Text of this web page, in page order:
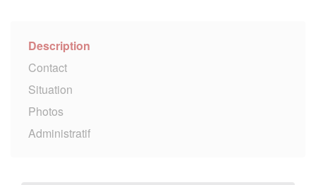
Description
Contact
Situation
Photos
Administratif